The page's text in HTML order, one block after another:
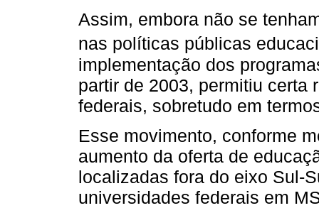
Assim, embora não se
nas políticas públicas
implementação dos
partir de 2003, permitiu certa
federais, sobretudo em
Esse movimento, conforme
aumento da oferta de
localizadas fora do eixo Sul-
universidades federais em